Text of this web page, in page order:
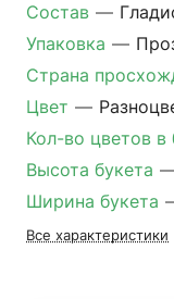
Состав —
Упаковка —
Страна
Цвет —
Кол-во цветов в
Высота букета
Ширина букета
Все характеристики